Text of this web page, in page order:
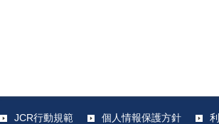
JCR行動規範 個人情報保護方針